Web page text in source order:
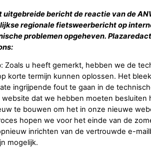
uitgebreide bericht de reactie van de
regionale fietsweerbericht op
problemen opgeheven.
Zoals u heeft gemerkt, hebben we de
korte termijn kunnen oplossen. Het
ingrijpende fout te gaan in de
website dat we hebben moeten besluiten
te bouwen om het in onze nieuwe
hopen we voor het einde van de
inrichten van de vertrouwde e-
mogelijk.